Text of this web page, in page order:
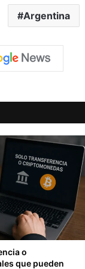
Argentina
o
que pueden